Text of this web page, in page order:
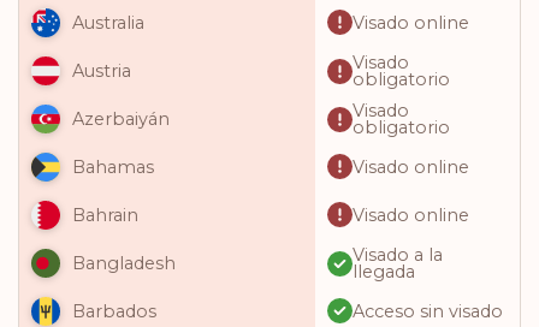
Australia
Visado online
Austria Visado
obligatorio
Azerbaiyán
Visado
obligatorio
Bahamas
Visado online
Bahrain Visado online
Bangladesh Visado a la
llegada
Barbados
Acceso sin visado